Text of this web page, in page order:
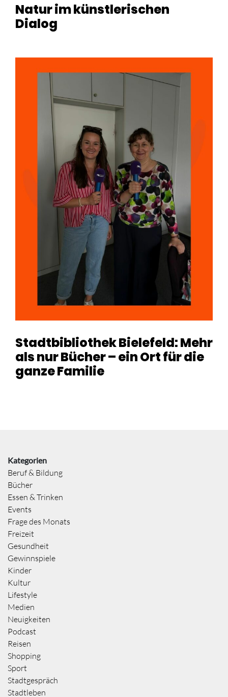
Natur im künstlerischen
Dialog
Stadtbibliothek Bielefeld: Mehr
als nur Bücher – ein Ort für die
ganze Familie
Kategorien
Beruf & Bildung
Bücher
Essen & Trinken
Events
Frage des Monats
Freizeit
Gesundheit
Gewinnspiele
Kinder
Kultur
Lifestyle
Medien
Neuigkeiten
Podcast
Reisen
Shopping
Sport
Stadtgespräch
Stadtleben